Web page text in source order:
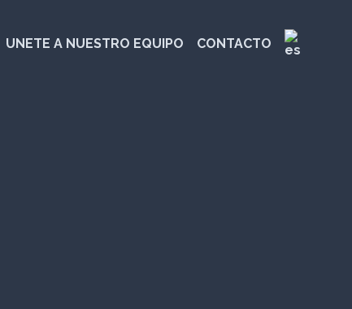
UNETE A NUESTRO EQUIPO CONTACTO